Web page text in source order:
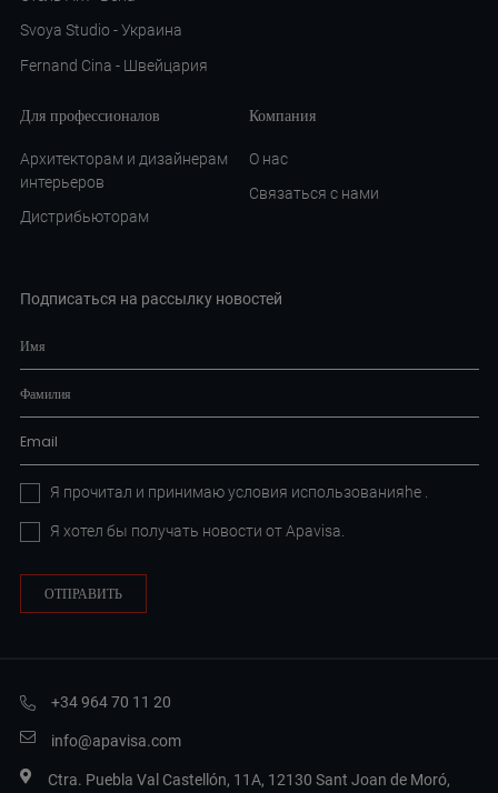
Svoya Studio - Украина
Fernand Cina - Швейцария
Для профессионалов
Архитекторам и дизайнерам
интерьеров
Дистрибьюторам
Компания
О нас
Связаться с нами
Подписаться на рассылку новостей
Я прочитал и принимаю условия использованияhe .
Я хотел бы получать новости от Apavisa.
+34 964 70 11 20
info@apavisa.com
Ctra. Puebla Val Castellón, 11A, 12130 Sant Joan de Moró,